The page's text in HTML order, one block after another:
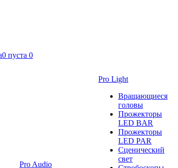
0 пуста 0
Pro Audio
Pro Light
Вращающиеся
головы
Прожекторы
LED BAR
Прожекторы
LED PAR
Сценический
свет